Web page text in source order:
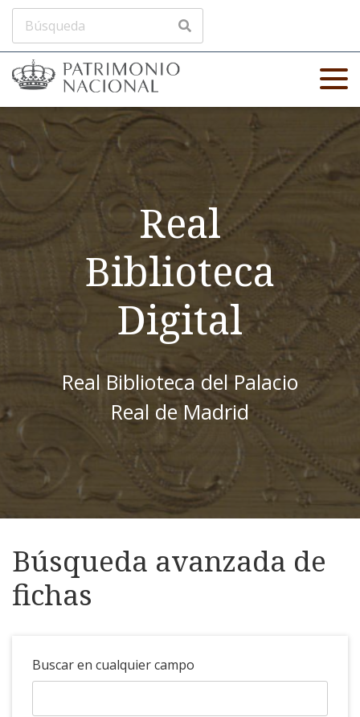
Real
Biblioteca
Digital
Real Biblioteca del Palacio
Real de Madrid
Búsqueda avanzada de
fichas
Buscar en cualquier campo